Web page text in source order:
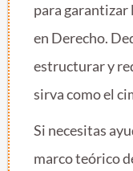
para garantizar
en Derecho.
estructurar y
sirva como el
Si necesitas
marco teórico